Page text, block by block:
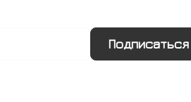
Подписаться